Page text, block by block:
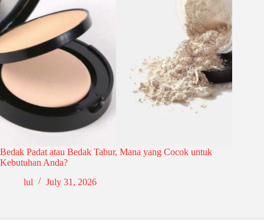
Bedak Padat atau Bedak Tabur, Mana yang Cocok untuk
Kebutuhan Anda?
lul
July 31, 2026